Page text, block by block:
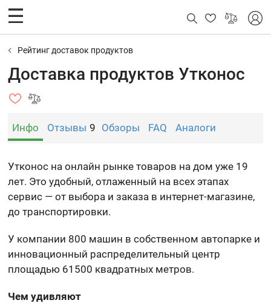
Рейтинг доставок продуктов
Доставка продуктов Утконос
Инфо Отзывы 9 Обзоры FAQ Аналоги
Утконос на онлайн рынке товаров на дом уже 19
лет. Это удобный, отлаженный на всех этапах
сервис — от выбора и заказа в интернет-магазине,
до транспортировки.
У компании 800 машин в собственном автопарке и
инновационный распределительный центр
площадью 61500 квадратных метров.
Чем удивляют